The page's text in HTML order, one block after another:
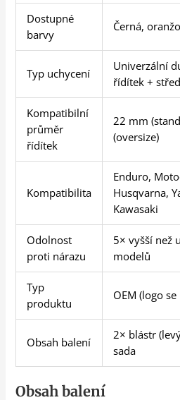
Dostupné
barvy
Černá,
Typ uchycení
Univerzální
řídítek +
Kompatibilní
průměr
řídítek
22 mm
(oversize)
Kompatibilita
Enduro,
Husqvarna,
Kawasaki
Odolnost
proti nárazu
5× vyšší než
modelů
Typ
produktu
OEM (logo
Obsah balení
2× blástr
sada
Obsah balení